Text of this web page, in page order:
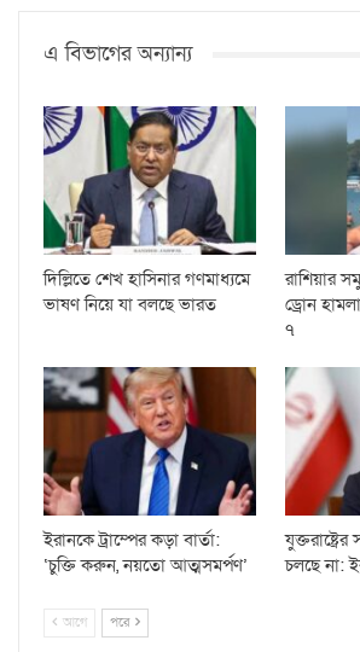
এ বিভাগের অন্যান্য
দিল্লিতে শেখ হাসিনার গণমাধ্যমে
ভাষণ নিয়ে যা বলছে ভারত
রাশিয়ার
ড্রোন
৭
ইরানকে ট্রাম্পের কড়া বার্তা:
‘চুক্তি করুন, নয়তো আত্মসমর্পণ’
চলছে না:
আগে পরে